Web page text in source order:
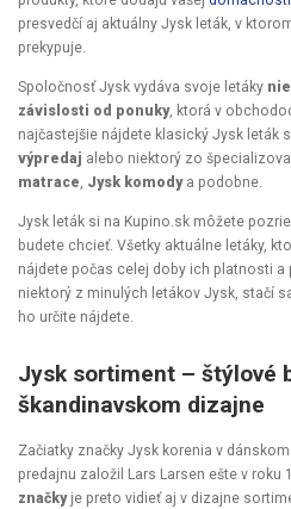
presvedčí aj aktuálny Jysk leták, v
prekypuje.
Spoločnosť Jysk vydáva svoje letáky
závislosti od ponuky, ktorá v
najčastejšie nájdete klasický Jysk leták
výpredaj alebo niektorý zo
matrace, Jysk komodya podobne.
Jysk leták si na Kupino.sk môžete
budete chcieť. Všetky aktuálne letáky,
nájdete počas celej doby ich platnosti
niektorý z minulých letákov Jysk, stačí
ho určite nájdete.
Jysk sortiment – štýlové
škandinavskom dizajne
Začiatky značky Jysk korenia v
predajnu založil Lars Larsen ešte v roku
značkyje preto vidieť aj v dizajne